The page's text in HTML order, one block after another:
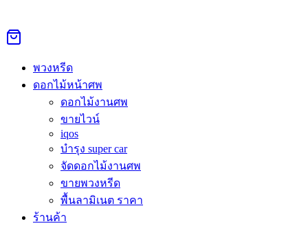
content
พวงหรีด
ดอกไม้หน้าศพ
ดอกไม้งานศพ
ขายไวน์
iqos
บำรุง super car
จัดดอกไม้งานศพ
ขายพวงหรีด
พื้นลามิเนต ราคา
ร้านค้า
Search
for:
Sale 10%
ดอกไม้งานศพ ทุ่งครุ
฿Original
was:
3,000.00฿.
2,700.00฿Current
price
is:
2,700.00฿.
สั่งดอกไม้งานศพ ทุ่งครุ คุณภาพดี ราคาเริ่ม 999 บาท ส่งด่วน 3
ชม. ทุกวัด ทุกวัน 24 ชม. โทร/LINE สอบถามได้เลย